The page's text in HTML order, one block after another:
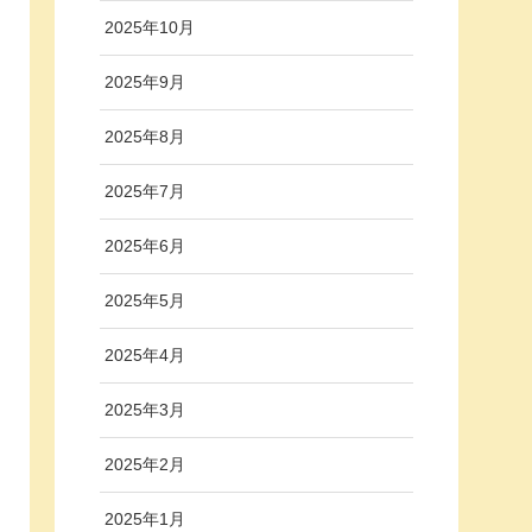
2025年10月
2025年9月
2025年8月
2025年7月
2025年6月
2025年5月
2025年4月
2025年3月
2025年2月
2025年1月